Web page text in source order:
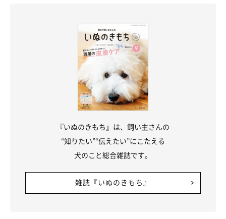
『いぬのきもち』は、飼い主さんの
“知りたい”“伝えたい”にこたえる
犬のこと総合雑誌です。
雑誌『いぬのきもち』